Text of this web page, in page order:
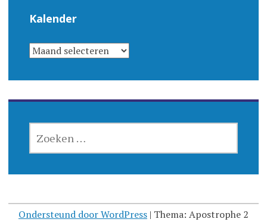
Kalender
KALENDER
NAAR:
Ondersteund door WordPress | Thema: Apostrophe 2